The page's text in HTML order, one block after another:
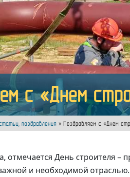
с «Днем
поздравления » Поздравляем с «Днем
отмечается День строителя –
и необходимой